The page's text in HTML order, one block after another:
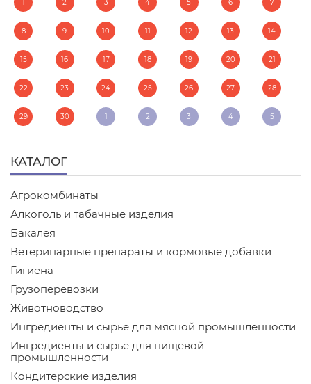
2 3 4 5 6 7
8 9 10 11 12 13 14
15 16 17 18 19 20 21
22 23 24 25 26 27 28
29 30 1 2 3 4 5
КАТАЛОГ
Агрокомбинаты
Алкоголь и табачные изделия
Бакалея
Ветеринарные препараты и кормовые добавки
Гигиена
Грузоперевозки
Животноводство
Ингредиенты и сырье для мясной промышленности
Ингредиенты и сырье для пищевой
промышленности
Кондитерские изделия